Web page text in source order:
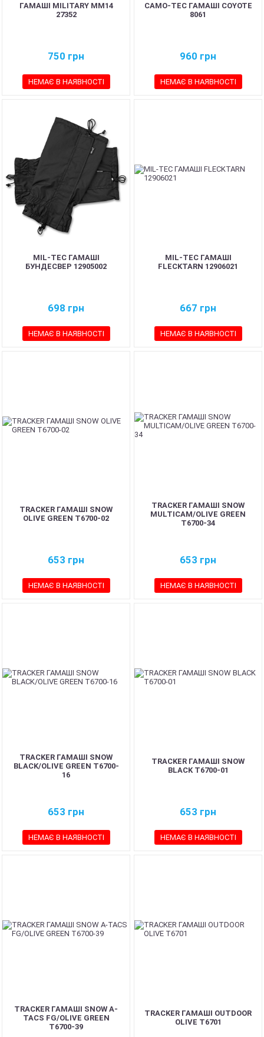
ГАМАШІ MILITARY ММ14
27352
750 грн
НЕМАЄ В НАЯВНОСТІ
CAMO-TEC ГАМАШІ COYOTE
8061
960 грн
НЕМАЄ В НАЯВНОСТІ
MIL-TEC ГАМАШІ
БУНДЕСВЕР 12905002
698 грн
НЕМАЄ В НАЯВНОСТІ
MIL-TEC ГАМАШІ
FLECKTARN 12906021
667 грн
НЕМАЄ В НАЯВНОСТІ
TRACKER ГАМАШІ SNOW
OLIVE GREEN T6700-02
653 грн
НЕМАЄ В НАЯВНОСТІ
TRACKER ГАМАШІ SNOW
MULTICAM/OLIVE GREEN
T6700-34
653 грн
НЕМАЄ В НАЯВНОСТІ
TRACKER ГАМАШІ SNOW
BLACK/OLIVE GREEN T6700-
16
653 грн
НЕМАЄ В НАЯВНОСТІ
TRACKER ГАМАШІ SNOW
BLACK T6700-01
653 грн
НЕМАЄ В НАЯВНОСТІ
TRACKER ГАМАШІ SNOW A-
TACS FG/OLIVE GREEN
T6700-39
TRACKER ГАМАШІ OUTDOOR
OLIVE T6701